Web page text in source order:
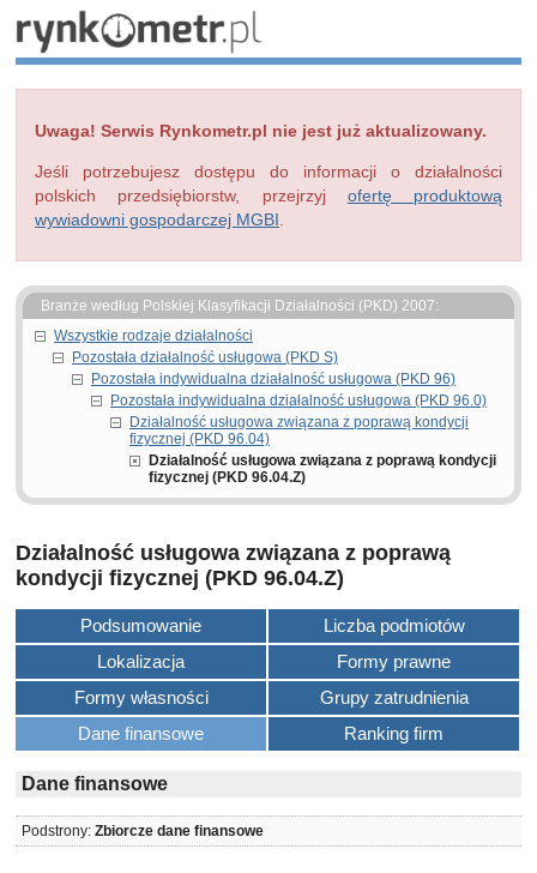
Uwaga! Serwis Rynkometr.pl nie jest już aktualizowany.
Jeśli potrzebujesz dostępu do informacji o działalności
polskich przedsiębiorstw, przejrzyj ofertę produktową
wywiadowni gospodarczej MGBI
Branże według Polskiej Klasyfikacji Działalności (PKD) 2007:
Wszystkie rodzaje działalności
Pozostała działalność usługowa (PKD S)
Pozostała indywidualna działalność usługowa (PKD 96)
Pozostała indywidualna działalność usługowa (PKD 96.0)
Działalność usługowa związana z poprawą kondycji
fizycznej (PKD 96.04)
Działalność usługowa związana z poprawą kondycji
fizycznej (PKD 96.04.Z)
Działalność usługowa związana z poprawą
kondycji fizycznej (PKD 96.04.Z)
Podsumowanie
Liczba podmiotów
Lokalizacja
Formy prawne
Formy własności
Grupy zatrudnienia
Dane finansowe
Ranking firm
Dane finansowe
Podstrony: Zbiorcze dane finansowe